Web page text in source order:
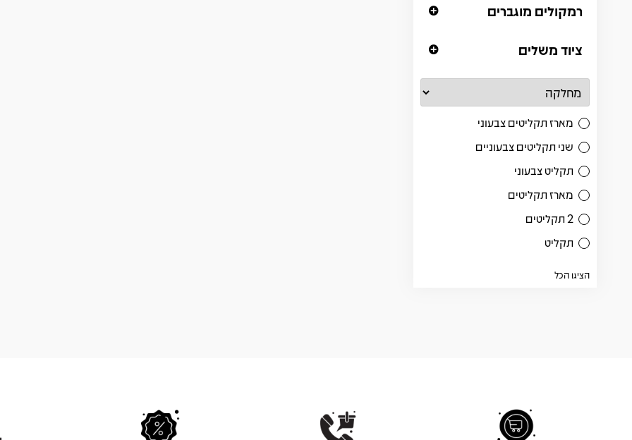
רמקולים מוגברים
ציוד משלים
מארז תקליטים צבעוני
שני תקליטים צבעוניים
תקליט צבעוני
מארז תקליטים
2 תקליטים
תקליט
הציגו הכל